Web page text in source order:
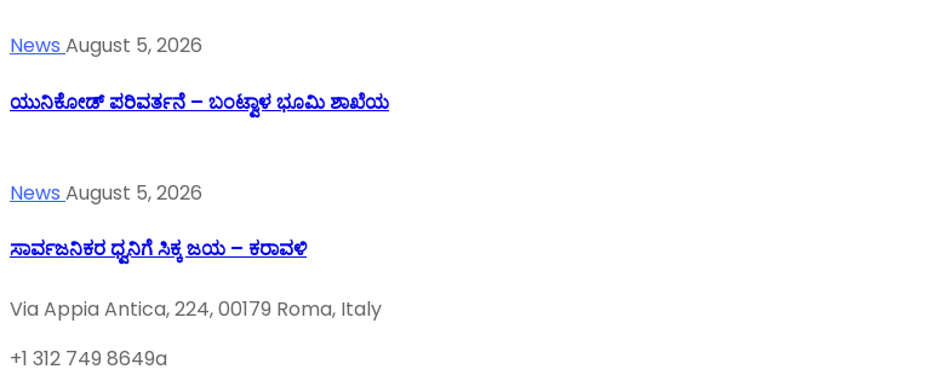
News August 5, 2026
ಯುನಿಕೋಡ್ ಪರಿವರ್ತನೆ – ಬಂಟ್ವಾಳ ಭೂಮಿ ಶಾಖೆಯ
News August 5, 2026
ಸಾರ್ವಜನಿಕರ ಧ್ವನಿಗೆ ಸಿಕ್ಕ ಜಯ – ಕರಾವಳಿ
Via Appia Antica, 224, 00179 Roma, Italy
+1 312 749 8649a